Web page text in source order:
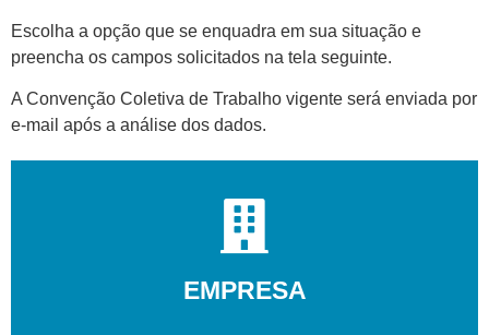
Escolha a opção que se enquadra em sua situação e
preencha os campos solicitados na tela seguinte.
A Convenção Coletiva de Trabalho vigente será enviada por
e-mail após a análise dos dados.
EMPRESA